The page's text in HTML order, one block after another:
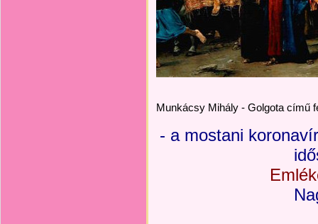
Munkácsy Mihály - Golgota című
- a mostani